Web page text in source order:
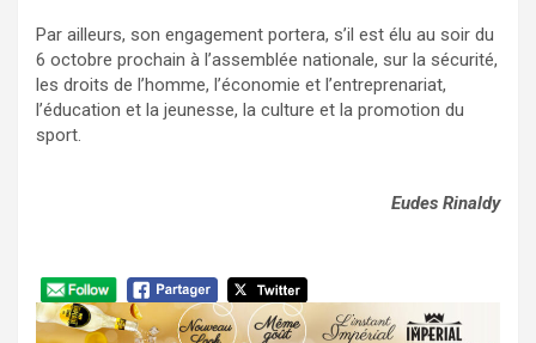
Par ailleurs, son engagement portera, s’il est élu au soir du
6 octobre prochain à l’assemblée nationale, sur la sécurité,
les droits de l’homme, l’économie et l’entreprenariat,
l’éducation et la jeunesse, la culture et la promotion du
sport.
Eudes Rinaldy